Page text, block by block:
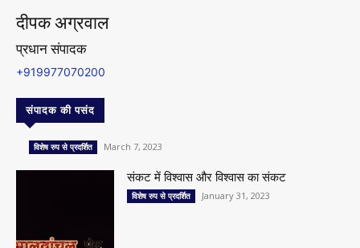
दीपक अग्रवाल
प्रधान संपादक
+919977070200
संपादक की पसंद
विशेष रुप से प्रदर्शित March 7, 2023
संकट में विश्वास और विश्वास का संकट
विशेष रुप से प्रदर्शित January 31, 2023